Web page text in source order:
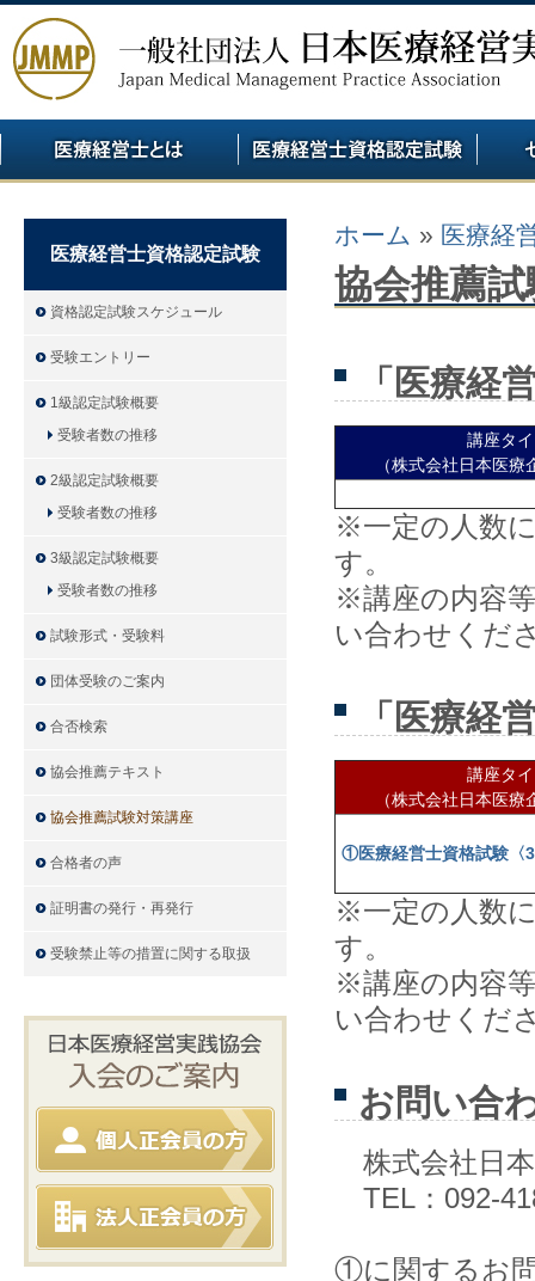
ホーム » 医療経
協会推薦
「医療経
講座タ
（株式会社日本医
※一定の人数
す。
※講座の内容
い合わせくだ
「医療経
講座タ
（株式会社日本医
①医療経営士資格試験〈
※一定の人数
す。
※講座の内容
い合わせくだ
お問い合
株式会社日
TEL：092-
①に関するお
医療経営士資格認定試験
資格認定試験スケジュール
受験エントリー
1級認定試験概要
受験者数の推移
2級認定試験概要
受験者数の推移
3級認定試験概要
受験者数の推移
試験形式・受験料
団体受験のご案内
合否検索
協会推薦テキスト
協会推薦試験対策講座
合格者の声
証明書の発行・再発行
受験禁止等の措置に関する取扱